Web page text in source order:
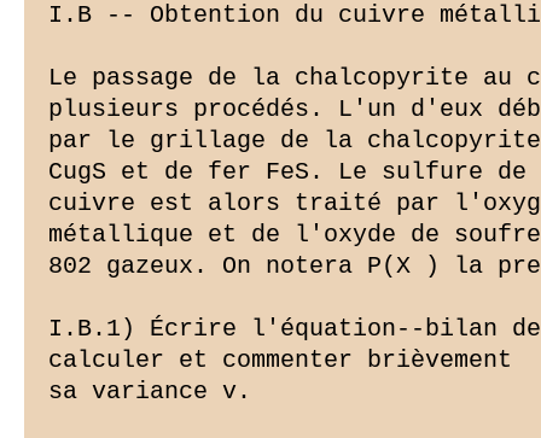
I.B -- Obtention du cuivre
Le passage de la chalcopyrite
plusieurs procédés. L'un d'eux
par le grillage de la
CugS et de fer FeS. Le sulfure de
cuivre est alors traité par
métallique et de l'oxyde de soufre
802 gazeux. On notera P(X ) la
I.B.1) Écrire l'équation--bilan
calculer et commenter brièvement
sa variance v.